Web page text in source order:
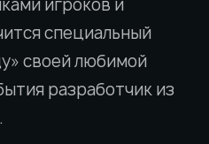
игроков и
специальный
своей любимой
разработчик из